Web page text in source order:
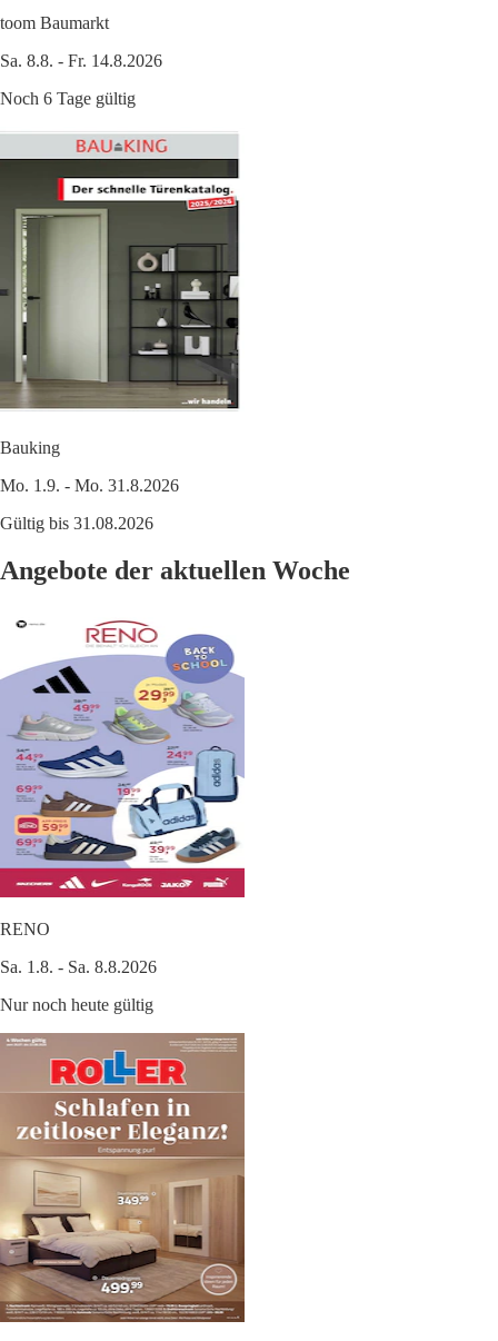
toom Baumarkt
Sa. 8.8. - Fr. 14.8.2026
Noch 6 Tage gültig
Bauking
Mo. 1.9. - Mo. 31.8.2026
Gültig bis 31.08.2026
Angebote der aktuellen Woche
RENO
Sa. 1.8. - Sa. 8.8.2026
Nur noch heute gültig